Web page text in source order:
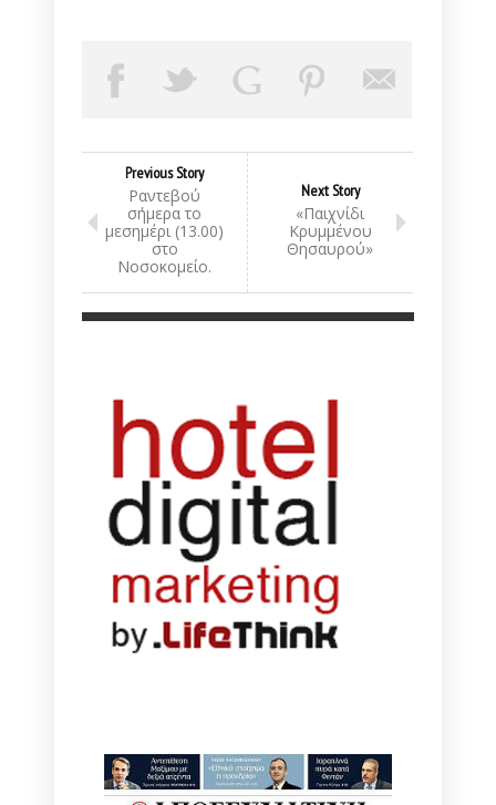
Previous Story
Ραντεβού
σήμερα το
μεσημέρι (13.00)
στο
Νοσοκομείο.
Next Story
«Παιχνίδι
Κρυμμένου
Θησαυρού»